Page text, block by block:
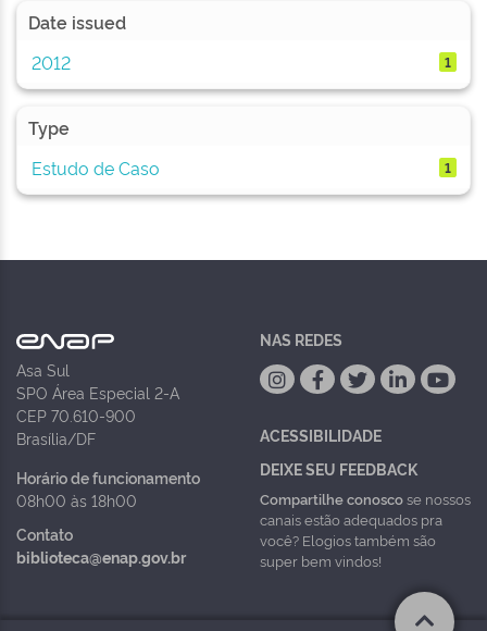
Date issued
2012
1
Type
Estudo de Caso
1
Asa Sul
SPO Área Especial 2-A
CEP 70.610-900
Brasília/DF
Horário de funcionamento
08h00 às 18h00
Contato
biblioteca@enap.gov.br
NAS REDES
ACESSIBILIDADE
DEIXE SEU FEEDBACK
Compartilhe conoscose nossos
canais estão adequados pra
você? Elogios também são
super bem vindos!